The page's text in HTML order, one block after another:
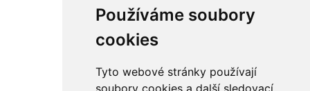
Používáme soubory
cookies
Tyto webové stránky používají
soubory cookies a další sledovací
PŘIDAT DO POPTÁVKY